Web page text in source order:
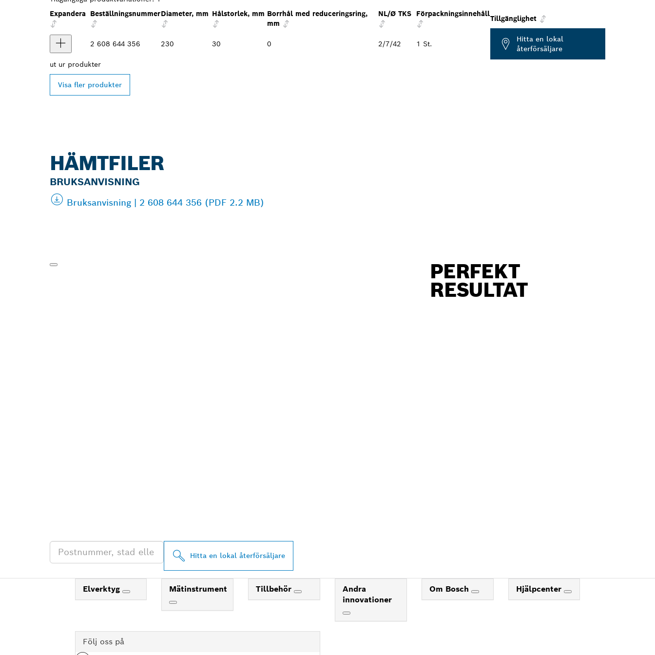
Expandera BeställningsnummerDiameter, mm Hålstorlek, mm Borrhål med reduceringsring,
mm
NL/Ø TKS Förpackningsinnehåll
Tillgänglighet
2 608 644 356 230 30 0 2/7/42 1 St.
Hitta en lokal
återförsäljare
ut ur produkter
Visa fler produkter
HÄMTFILER
BRUKSANVISNING
Bruksanvisning | 2 608 644 356 (PDF 2.2 MB)
PERFEKT
RESULTAT
Hitta en lokal återförsäljare
Elverktyg Mätinstrument Tillbehör
Andra
innovationer
Om Bosch Hjälpcenter
Följ oss på